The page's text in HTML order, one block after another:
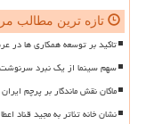
تازه ترین مطالب
تاکید بر توسعه همکاری ها در
سهم سینما از یک نبرد
ماکان نقش ماندگار بر پرچم
نشان خانه تئاتر به مجید قناد